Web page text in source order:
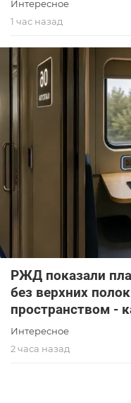
Интересное
1 час назад
РЖД показали
без верхних
пространством -
Интересное
2 часа назад